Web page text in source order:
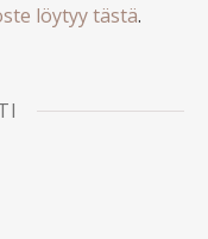
löytyy tästä.